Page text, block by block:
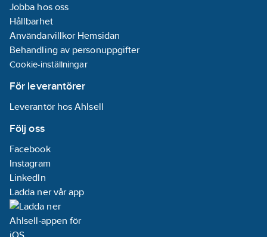
Jobba hos oss
Hållbarhet
Användarvillkor Hemsidan
Behandling av personuppgifter
Cookie-inställningar
För leverantörer
Leverantör hos Ahlsell
Följ oss
Facebook
Instagram
LinkedIn
Ladda ner vår app